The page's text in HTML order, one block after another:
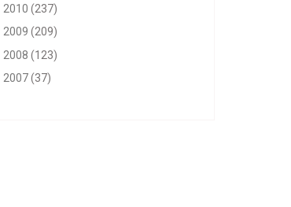
2010 (237)
2009 (209)
2008 (123)
2007(37)